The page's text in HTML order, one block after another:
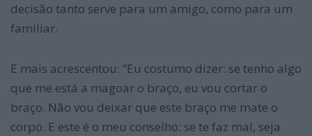
decisão tanto serve para um amigo, como para um
familiar.
E mais acrescentou: “Eu costumo dizer: se tenho algo
que me está a magoar o braço, eu vou cortar o
braço. Não vou deixar que este braço me mate o
corpo. E este é o meu conselho: se te faz mal, seja